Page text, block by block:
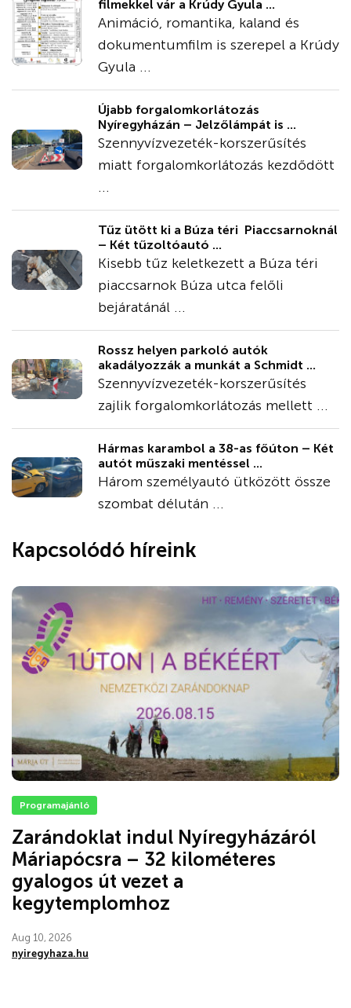
filmekkel vár a Krúdy Gyula ...
Animáció, romantika, kaland és
dokumentumfilm is szerepel a Krúdy
Gyula ...
Újabb forgalomkorlátozás
Nyíregyházán – Jelzőlámpát is ...
Szennyvízvezeték-korszerűsítés
miatt forgalomkorlátozás kezdődött
...
Tűz ütött ki a Búza téri Piaccsarnoknál
– Két tűzoltóautó ...
Kisebb tűz keletkezett a Búza téri
piaccsarnok Búza utca felőli
bejáratánál ...
Rossz helyen parkoló autók
akadályozzák a munkát a Schmidt ...
Szennyvízvezeték-korszerűsítés
zajlik forgalomkorlátozás mellett ...
Hármas karambol a 38-as főúton – Két
autót műszaki mentéssel ...
Három személyautó ütközött össze
szombat délután ...
Kapcsolódó híreink
Programajánló
Zarándoklat indul Nyíregyházáról
Máriapócsra – 32 kilométeres
gyalogos út vezet a
kegytemplomhoz
Aug 10, 2026
nyiregyhaza.hu